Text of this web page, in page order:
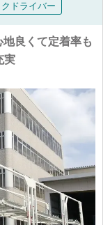
ドライバー
良くて定着率も
実